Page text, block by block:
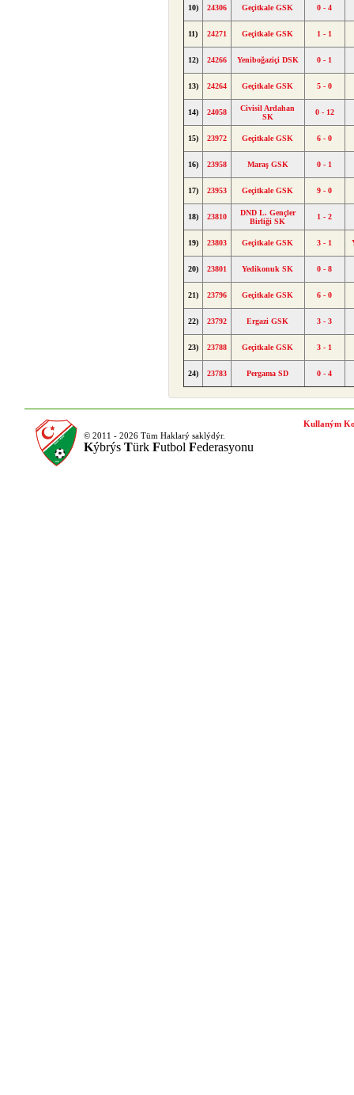
10) 24306 Geçitkale GSK 0 - 4
11) 24271 Geçitkale GSK 1 - 1
12) 24266 Yeniboğaziçi DSK 0 - 1
13) 24264 Geçitkale GSK 5 - 0
14) 24058
Civisil Ardahan
SK
0 - 12
15) 23972 Geçitkale GSK 6 - 0
16) 23958 Maraş GSK 0 - 1
17) 23953 Geçitkale GSK 9 - 0
18) 23810
DND L. Gençler
Birliği SK
1 - 2
19) 23803 Geçitkale GSK 3 - 1
20) 23801 Yedikonuk SK 0 - 8
21) 23796 Geçitkale GSK 6 - 0
22) 23792 Ergazi GSK 3 - 3
23) 23788 Geçitkale GSK 3 - 1
24) 23783 Pergama SD 0 - 4
© 2011 - 2026 Tüm Haklarý saklýdýr.
Kýbrýs Türk Futbol Federasyonu
Kullaným